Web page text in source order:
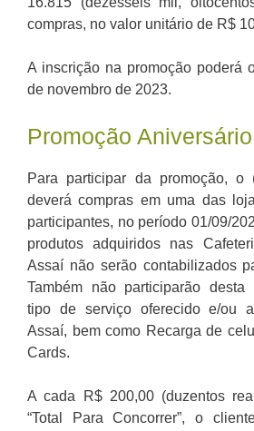
compras, no valor unitário de R$
A inscrição na promoção poderá
de novembro de 2023.
Promoção
Para participar da promoção, o
deverá compras em uma das
participantes, no período 01/09/
produtos adquiridos nas
Assaí não serão contabilizados
Também não participarão desta
tipo de serviço oferecido e/ou
Assaí, bem como Recarga de
Cards.
A cada R$ 200,00 (duzentos
“Total Para Concorrer”, o